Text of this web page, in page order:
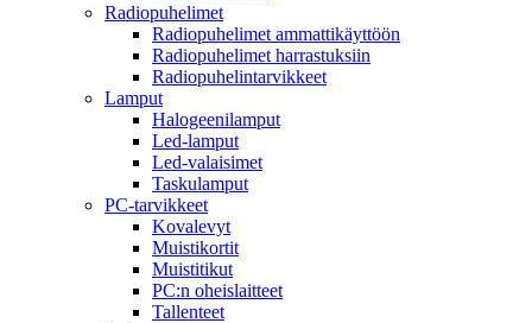
Radiopuhelimet
Radiopuhelimet ammattikäyttöön
Radiopuhelimet harrastuksiin
Radiopuhelintarvikkeet
Lamput
Halogeenilamput
Led-lamput
Led-valaisimet
Taskulamput
PC-tarvikkeet
Kovalevyt
Muistikortit
Muistitikut
PC:n oheislaitteet
Tallenteet